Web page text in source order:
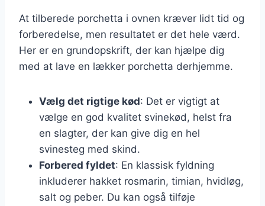
At tilberede porchetta i ovnen kræver lidt tid og
forberedelse, men resultatet er det hele værd.
Her er en grundopskrift, der kan hjælpe dig
med at lave en lækker porchetta derhjemme.
Vælg det rigtige kød: Det er vigtigt at
vælge en god kvalitet svinekød, helst fra
en slagter, der kan give dig en hel
svinesteg med skind.
Forbered fyldet: En klassisk fyldning
inkluderer hakket rosmarin, timian, hvidløg,
salt og peber. Du kan også tilføje